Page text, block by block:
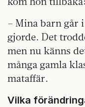
– Mina barn går
gjorde. Det
men nu känns
många gamla
mataffär.
Vilka